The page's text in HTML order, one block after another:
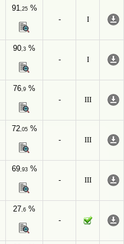
91,25%
-
I
90,3 %
-
I
76,9 %
-
III
72,05%
-
III
69,93%
-
III
27,6 %
-